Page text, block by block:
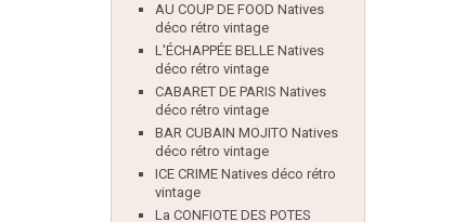
AU COUP DE FOOD Natives
déco rétro vintage
L'ÉCHAPPÉE BELLE Natives
déco rétro vintage
CABARET DE PARIS Natives
déco rétro vintage
BAR CUBAIN MOJITO Natives
déco rétro vintage
ICE CRIME Natives déco rétro
vintage
La CONFIOTE DES POTES